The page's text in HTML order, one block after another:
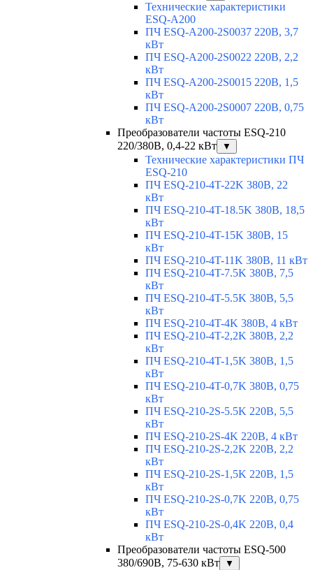
Технические характеристики
ESQ-A200
ПЧ ESQ-A200-2S0037 220В, 3,7
кВт
ПЧ ESQ-A200-2S0022 220В, 2,2
кВт
ПЧ ESQ-A200-2S0015 220В, 1,5
кВт
ПЧ ESQ-A200-2S0007 220В, 0,75
кВт
Преобразователи частоты ESQ-210
220/380В, 0,4-22 кВт
▼
Технические характеристики ПЧ
ESQ-210
ПЧ ESQ-210-4T-22K 380В, 22
кВт
ПЧ ESQ-210-4T-18.5K 380В, 18,5
кВт
ПЧ ESQ-210-4T-15K 380В, 15
кВт
ПЧ ESQ-210-4T-11K 380В, 11 кВт
ПЧ ESQ-210-4T-7.5K 380В, 7,5
кВт
ПЧ ESQ-210-4T-5.5K 380В, 5,5
кВт
ПЧ ESQ-210-4T-4K 380В, 4 кВт
ПЧ ESQ-210-4T-2,2K 380В, 2,2
кВт
ПЧ ESQ-210-4T-1,5K 380В, 1,5
кВт
ПЧ ESQ-210-4T-0,7K 380В, 0,75
кВт
ПЧ ESQ-210-2S-5.5K 220В, 5,5
кВт
ПЧ ESQ-210-2S-4K 220В, 4 кВт
ПЧ ESQ-210-2S-2,2K 220В, 2,2
кВт
ПЧ ESQ-210-2S-1,5K 220В, 1,5
кВт
ПЧ ESQ-210-2S-0,7K 220В, 0,75
кВт
ПЧ ESQ-210-2S-0,4K 220В, 0,4
кВт
Преобразователи частоты ESQ-500
380/690В, 75-630 кВт
▼